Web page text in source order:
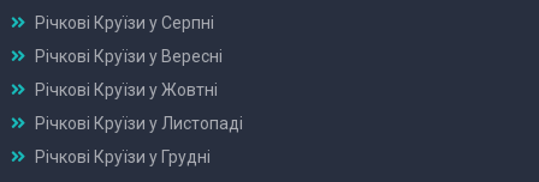
Річкові Круїзи у Серпні
Річкові Круїзи у Вересні
Річкові Круїзи у Жовтні
Річкові Круїзи у Листопаді
Річкові Круїзи у Грудні